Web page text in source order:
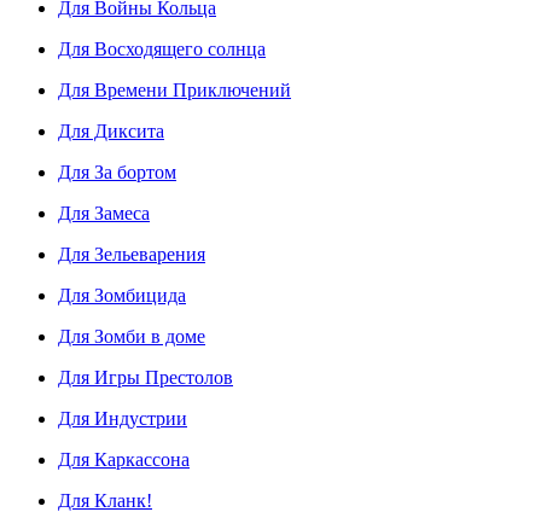
Для Войны Кольца
Для Восходящего солнца
Для Времени Приключений
Для Диксита
Для За бортом
Для Замеса
Для Зельеварения
Для Зомбицида
Для Зомби в доме
Для Игры Престолов
Для Индустрии
Для Каркассона
Для Кланк!